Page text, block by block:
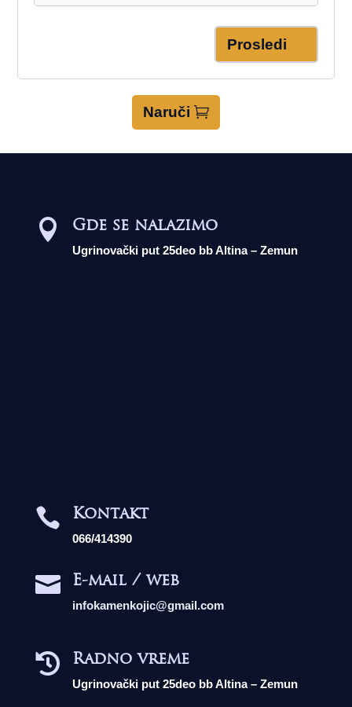
Prosledi
Naruči
 Gde se nalazimo
Ugrinovački put 25deo bb Altina – Zemun
 Kontakt
066/414390
 E-mail / web
infokamenkojic@gmail.com
 Radno vreme
Ugrinovački put 25deo bb Altina – Zemun